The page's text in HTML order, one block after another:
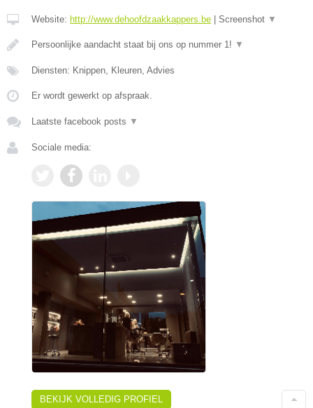
Website: http://www.dehoofdzaakkappers.be Screenshot ▼
Persoonlijke aandacht staat bij ons op nummer 1! ▼
Diensten: Knippen, Kleuren, Advies
Er wordt gewerkt op afspraak.
Laatste facebook posts ▼
Sociale media:
BEKIJK VOLLEDIG PROFIEL